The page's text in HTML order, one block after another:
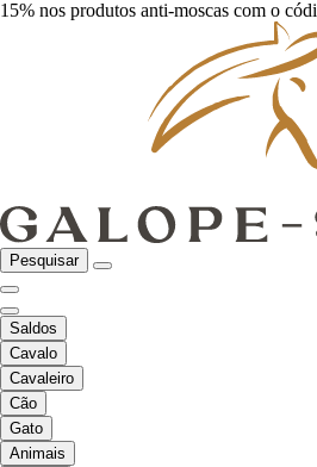
15% nos produtos anti-moscas com o
Pesquisar
Saldos
Cavalo
Cavaleiro
Cão
Gato
Animais